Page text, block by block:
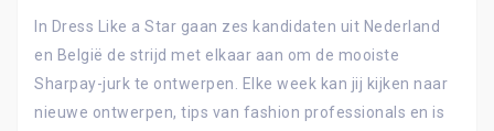
In Dress Like a Star gaan zes kandidaten uit Nederland
en België de strijd met elkaar aan om de mooiste
Sharpay-jurk te ontwerpen. Elke week kan jij kijken naar
nieuwe ontwerpen, tips van fashion professionals en is